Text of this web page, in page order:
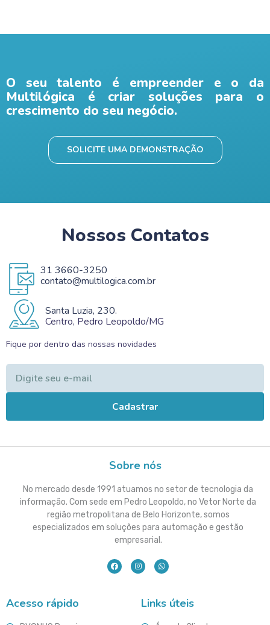
O seu talento é empreender e o da
Multilógica é criar soluções para o
crescimento do seu negócio.
SOLICITE UMA DEMONSTRAÇÃO
Nossos Contatos
31 3660-3250
contato@multilogica.com.br
Santa Luzia, 230.
Centro, Pedro Leopoldo/MG
Fique por dentro das nossas novidades
Cadastrar
Sobre nós
No mercado desde 1991 atuamos no setor de tecnologia da
informação. Com sede em Pedro Leopoldo, no Vetor Norte da
região metropolitana de Belo Horizonte, somos
especializados em soluções para automação e gestão
empresarial.
Acesso rápido Links úteis